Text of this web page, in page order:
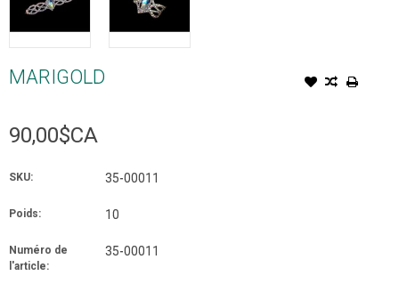
MARIGOLD
90,00$CA
SKU: 35-00011
Poids: 10
Numéro de
l'article:
35-00011